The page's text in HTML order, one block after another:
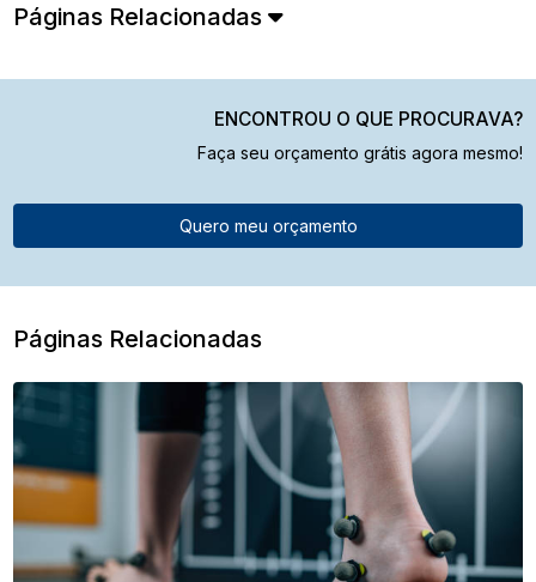
Páginas Relacionadas
ENCONTROU O QUE PROCURAVA?
Faça seu orçamento grátis agora mesmo!
Quero meu orçamento
Páginas Relacionadas